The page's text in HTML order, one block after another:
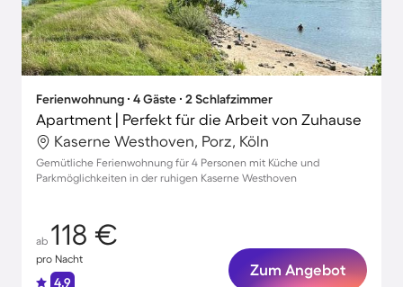
Ferienwohnung ∙ 4 Gäste ∙ 2 Schlafzimmer
Apartment | Perfekt für die Arbeit von Zuhause
Kaserne Westhoven, Porz, Köln
Gemütliche Ferienwohnung für 4 Personen mit Küche und
Parkmöglichkeiten in der ruhigen Kaserne Westhoven
ab 118 €
pro Nacht
4.9
Zum Angebot